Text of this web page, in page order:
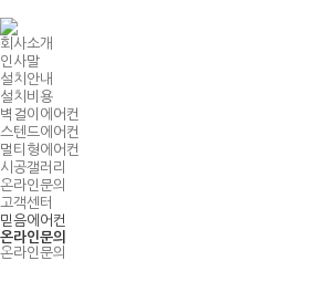
회사소개
인사말
설치안내
설치비용
벽걸이에어컨
스텐드에어컨
멀티형에어컨
시공갤러리
온라인문의
고객센터
믿음에어컨
온라인문의
온라인문의